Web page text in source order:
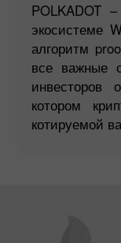
POLKADOT
экосистеме
алгоритм
все важные
инвесторов
котором
котируемой